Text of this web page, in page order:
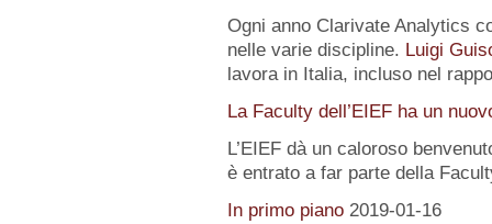
Ogni anno Clarivate Analytics
nelle varie discipline. Luigi
lavora in Italia, incluso nel
La Faculty dell’EIEF ha un
L’EIEF dà un caloroso
è entrato a far parte della
In primo piano 2019-01-16